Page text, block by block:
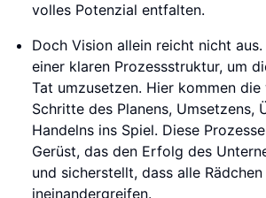
volles Potenzial entfalten.
Doch Vision allein reicht nicht
einer klaren Prozessstruktur, um
Tat umzusetzen. Hier kommen
Schritte des Planens, Umsetzens,
Handelns ins Spiel. Diese
Gerüst, das den Erfolg des
und sicherstellt, dass alle
ineinandergreifen.